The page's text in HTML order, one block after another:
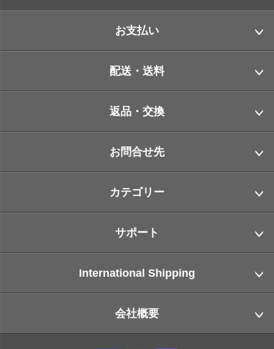
お支払い
配送・送料
返品・交換
お問合せ先
カテゴリー
サポート
International Shipping
会社概要